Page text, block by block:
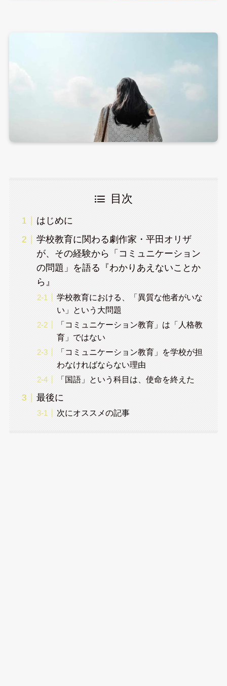
目次
はじめに
学校教育に関わる劇作家・平田オリザ
が、その経験から「コミュニケーション
の問題」を語る『わかりあえないことか
ら』
学校教育における、「異質な他者がいな
い」という大問題
「コミュニケーション教育」は「人格教
育」ではない
「コミュニケーション教育」を学校が担
わなければならない理由
「国語」という科目は、使命を終えた
最後に
次にオススメの記事